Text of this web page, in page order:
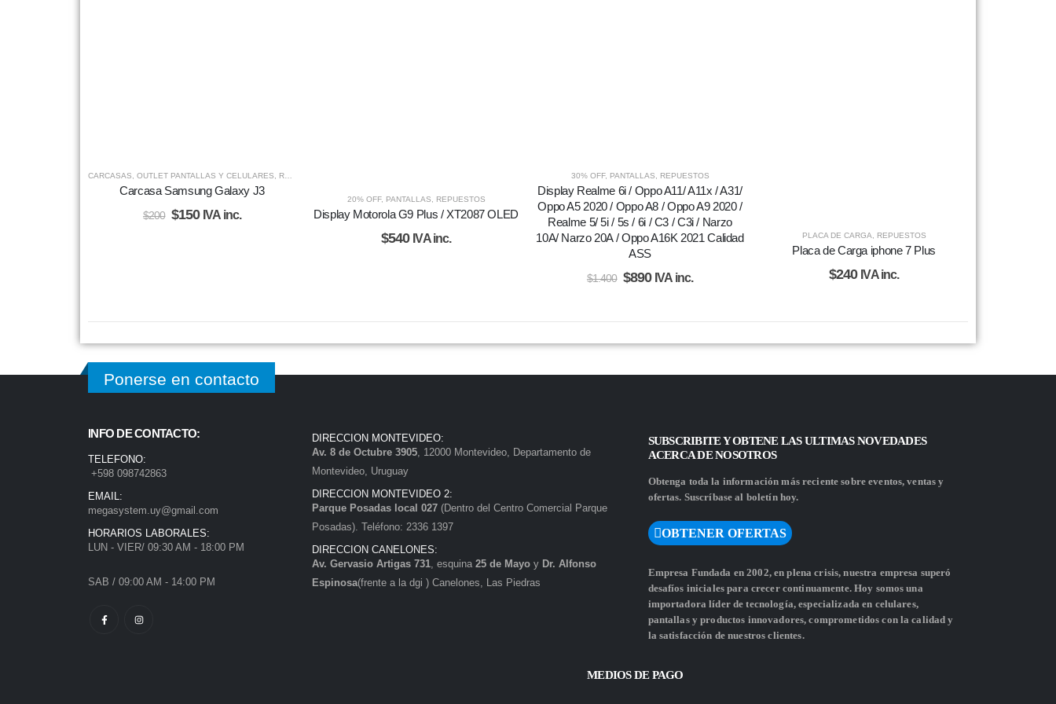
CARCASAS OUTLET PANTALLAS Y CELULARES REPUESTOS
Carcasa Samsung Galaxy J3
$200 $150 IVA inc.
20% OFF, PANTALLAS, REPUESTOS
Display Motorola G9 Plus / XT2087 OLED
$540 IVA inc.
30% OFF, PANTALLAS REPUESTOS
Display Realme 6i / Oppo A11/ A11x / A31/
Oppo A5 2020 / Oppo A8 / Oppo A9 2020 /
Realme 5/ 5i / 5s / 6i / C3 / C3i / Narzo
10A/ Narzo 20A / Oppo A16K 2021 Calidad
ASS
$1.400 $890 IVA inc.
PLACA DE CARGA REPUESTOS
Placa de Carga iphone 7 Plus
$240 IVA inc.
Ponerse en contacto
INFO DE CONTACTO:
TELEFONO:
+598 098742863
EMAIL:
megasystem.uy@gmail.com
HORARIOS LABORALES:
LUN - VIER/ 09:30 AM - 18:00 PM
SAB / 09:00 AM - 14:00 PM
DIRECCION MONTEVIDEO:
Av. 8 de Octubre 3905, 12000 Montevideo, Departamento de
Montevideo, Uruguay
DIRECCION MONTEVIDEO 2:
Parque Posadas local 027 (Dentro del Centro Comercial Parque
Posadas). Teléfono: 2336 1397
DIRECCION CANELONES:
Av. Gervasio Artigas 731, esquina 25 de Mayo y Dr. Alfonso
Espinosa(frente a la dgi ) Canelones, Las Piedras
SUBSCRIBITE Y OBTENE LAS ULTIMAS NOVEDADES
ACERCA DE NOSOTROS
Obtenga toda la información más reciente sobre eventos, ventas y
ofertas. Suscríbase al boletín hoy.
OBTENER OFERTAS
Empresa Fundada en 2002, en plena crisis, nuestra empresa superó
desafíos iniciales para crecer continuamente. Hoy somos una
importadora líder de tecnología, especializada en celulares,
pantallas y productos innovadores, comprometidos con la calidad y
la satisfacción de nuestros clientes.
MEDIOS DE PAGO